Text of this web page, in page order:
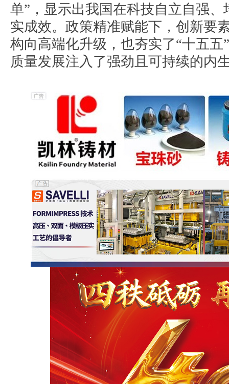
单”，显示出我国在科技自立自强
实成效。政策精准赋能下，创新要
构向高端化升级，也夯实了“十五
质量发展注入了强劲且可持续的内